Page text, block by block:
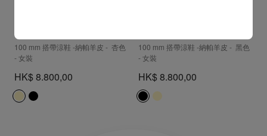
100 mm 搭帶涼鞋 -納帕羊皮 - 杏色
- 女裝
HK$ 8.800,00
100 mm 搭帶涼鞋 -納帕羊皮 - 黑色
- 女裝
HK$ 8.800,00